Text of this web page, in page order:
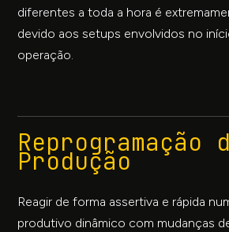
diferentes a toda a hora é
devido aos setups envolvidos no
operação.
Reprogramação
Produção
Reagir de forma assertiva e rápida
produtivo dinâmico com mudanças